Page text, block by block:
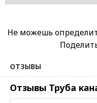
Не можешь
ОТЗЫВЫ
Отзывы Труба